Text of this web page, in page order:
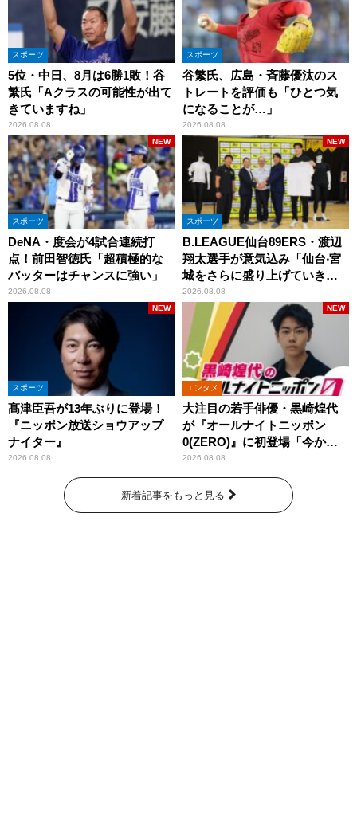
スポーツ
5位・中日、8月は6勝1敗！谷
繁氏「Aクラスの可能性が出て
きていますね」
2026.08.08
スポーツ
谷繁氏、広島・斉藤優汰のス
トレートを評価も「ひとつ気
になることが…」
2026.08.08
スポーツ
DeNA・度会が4試合連続打
点！前田智徳氏「超積極的な
バッターはチャンスに強い」
2026.08.08
NEW
スポーツ
B.LEAGUE仙台89ERS・渡辺
翔太選手が意気込み「仙台‧宮
城をさらに盛り上げていきた
いです」
2026.08.08
NEW
スポーツ
髙津臣吾が13年ぶりに登場！
『ニッポン放送ショウアップ
ナイター』
2026.08.08
NEW
エンタメ
大注目の若手俳優・黒崎煌代
が『オールナイトニッポン
0(ZERO)』に初登場「今から
とてもワクワクしておりま
す！」
2026.08.08
NEW
新着記事をもっと見る